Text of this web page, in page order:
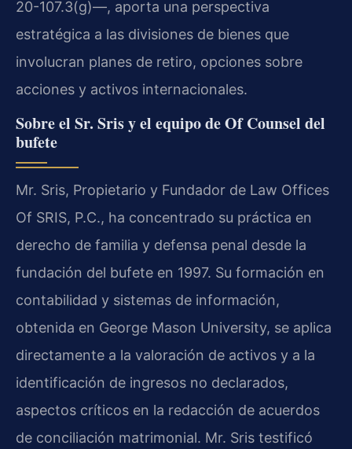
20-107.3(g)—, aporta una perspectiva
estratégica a las divisiones de bienes que
involucran planes de retiro, opciones sobre
acciones y activos internacionales.
Sobre el Sr. Sris y el equipo de Of Counsel del
bufete
Mr. Sris, Propietario y Fundador de Law Offices
Of SRIS, P.C., ha concentrado su práctica en
derecho de familia y defensa penal desde la
fundación del bufete en 1997. Su formación en
contabilidad y sistemas de información,
obtenida en George Mason University, se aplica
directamente a la valoración de activos y a la
identificación de ingresos no declarados,
aspectos críticos en la redacción de acuerdos
de conciliación matrimonial. Mr. Sris testificó